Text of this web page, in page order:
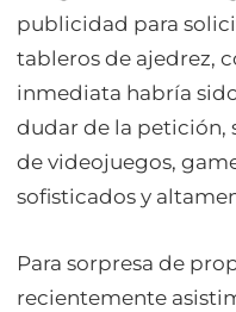
publicidad para
tableros de ajedrez,
inmediata habría
dudar de la petición,
de videojuegos,
sofisticados y
Para sorpresa de
recientemente